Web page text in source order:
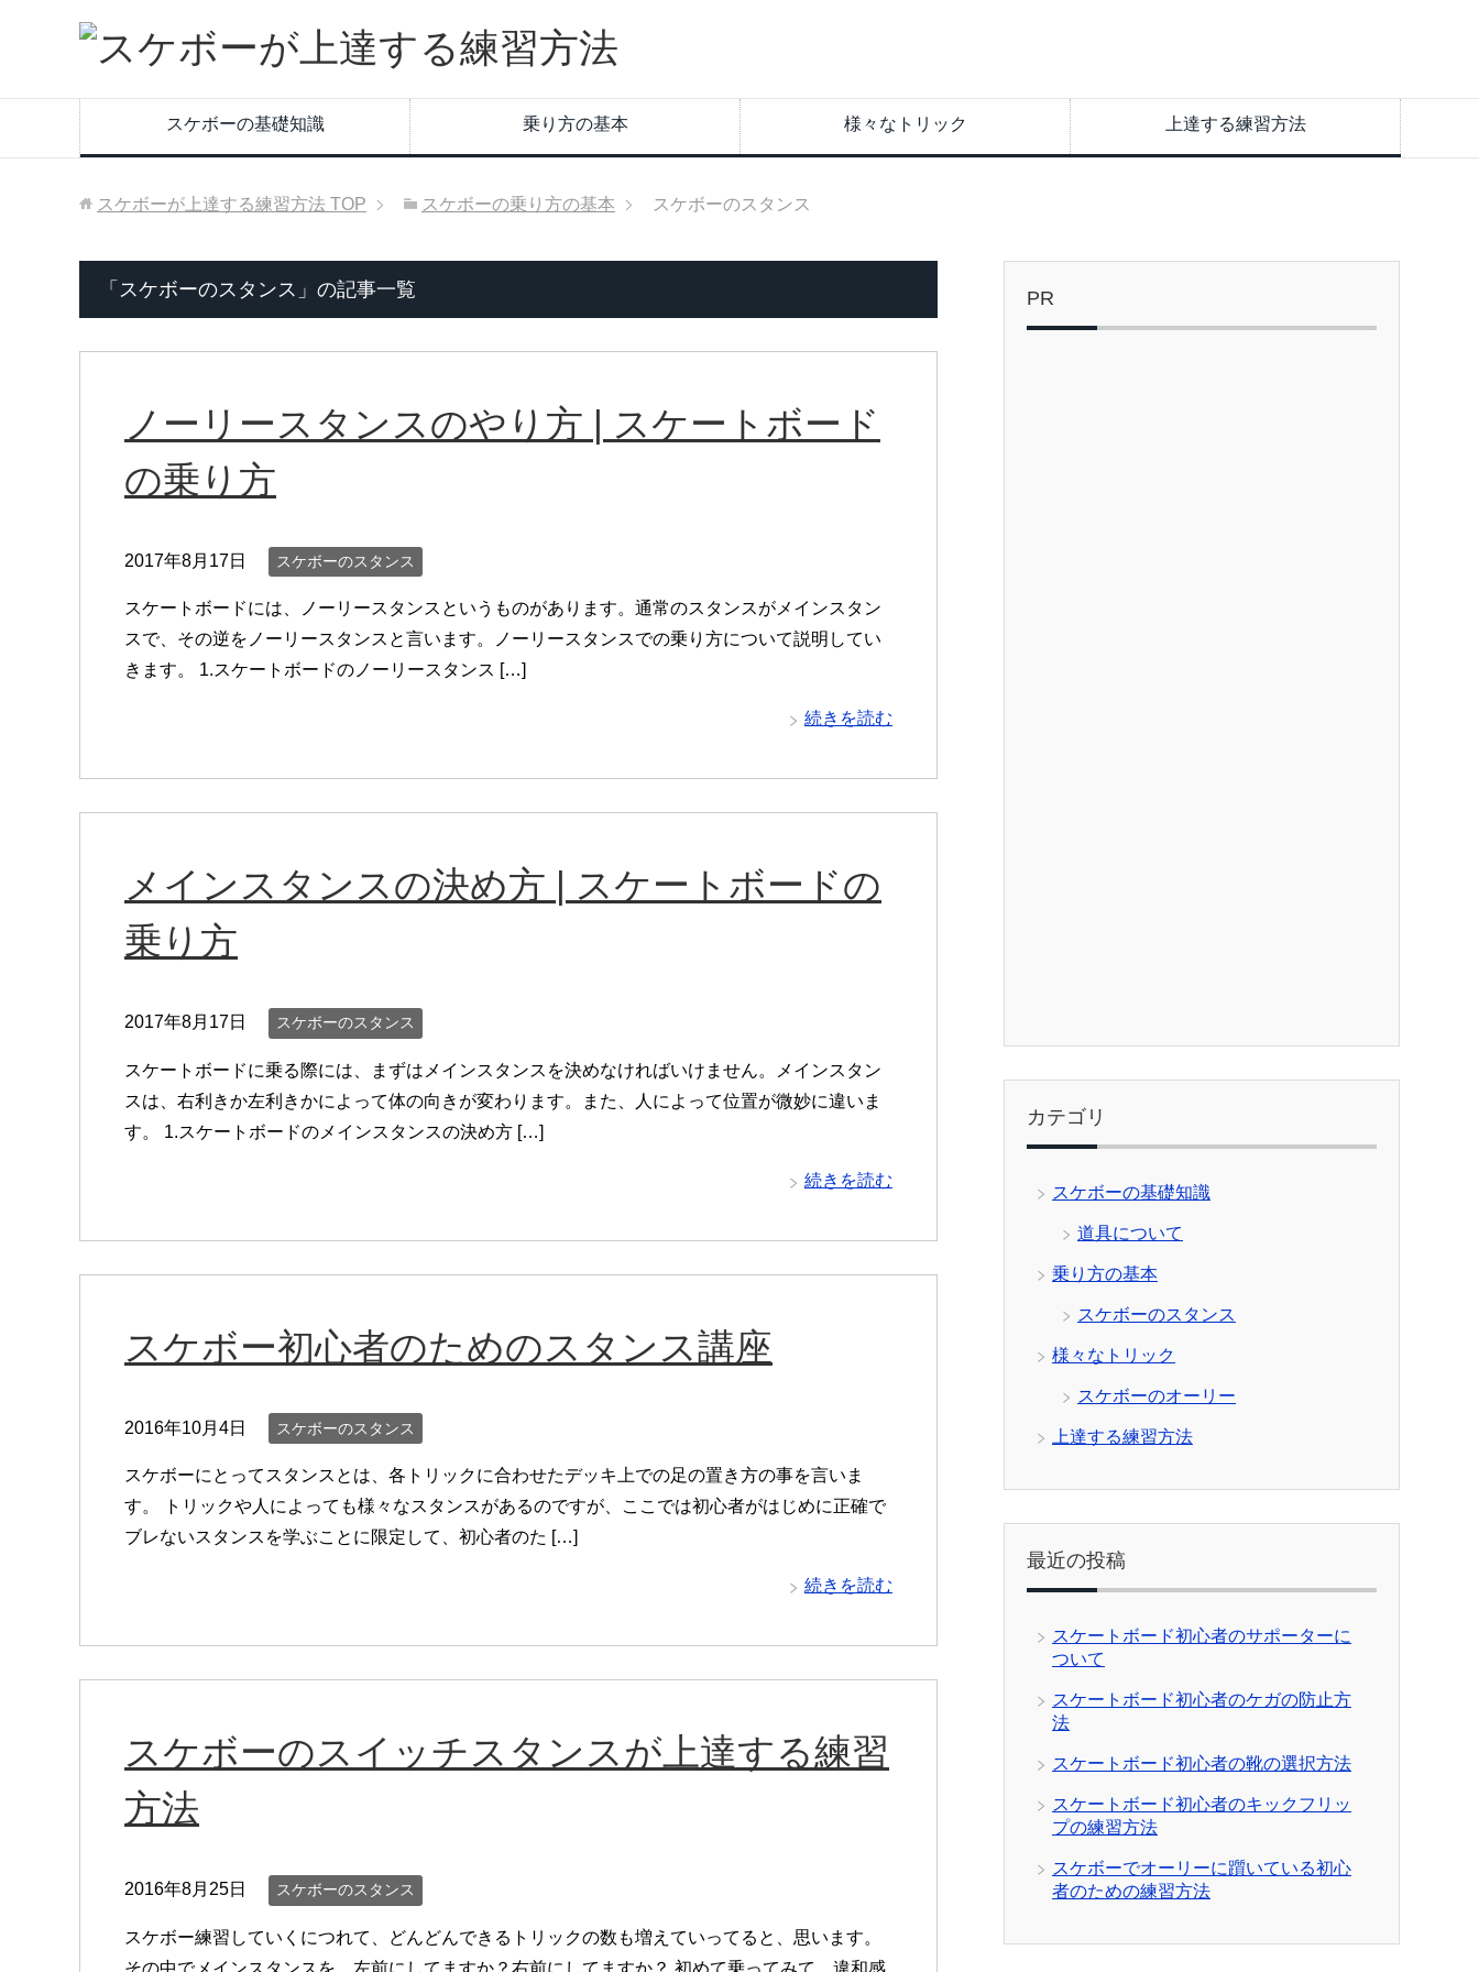
スケボーの基礎知識 乗り方の基本 様々なトリック 上達する練習方法
スケボーが上達する練習方法 TOP スケボーの乗り方の基本 スケボーのスタンス
「スケボーのスタンス」の記事一覧
ノーリースタンスのやり方 | スケートボード
の乗り方
2017年8月17日 スケボーのスタンス
スケートボードには、ノーリースタンスというものがあります。通常のスタンスがメインスタン
スで、その逆をノーリースタンスと言います。ノーリースタンスでの乗り方について説明してい
きます。 1.スケートボードのノーリースタンス […]
続きを読む
メインスタンスの決め方 | スケートボードの
乗り方
2017年8月17日 スケボーのスタンス
スケートボードに乗る際には、まずはメインスタンスを決めなければいけません。メインスタン
スは、右利きか左利きかによって体の向きが変わります。また、人によって位置が微妙に違いま
す。 1.スケートボードのメインスタンスの決め方 […]
続きを読む
スケボー初心者のためのスタンス講座
2016年10月4日 スケボーのスタンス
スケボーにとってスタンスとは、各トリックに合わせたデッキ上での足の置き方の事を言いま
す。 トリックや人によっても様々なスタンスがあるのですが、ここでは初心者がはじめに正確で
ブレないスタンスを学ぶことに限定して、初心者のた […]
続きを読む
スケボーのスイッチスタンスが上達する練習
方法
2016年8月25日 スケボーのスタンス
スケボー練習していくにつれて、どんどんできるトリックの数も増えていってると、思います。
その中でメインスタンスを、左前にしてますか？右前にしてますか？ 初めて乗ってみて、違和感
PR
カテゴリ
スケボーの基礎知識
道具について
乗り方の基本
スケボーのスタンス
様々なトリック
スケボーのオーリー
上達する練習方法
最近の投稿
スケートボード初心者のサポーターに
ついて
スケートボード初心者のケガの防止方
法
スケートボード初心者の靴の選択方法
スケートボード初心者のキックフリッ
プの練習方法
スケボーでオーリーに躓いている初心
者のための練習方法